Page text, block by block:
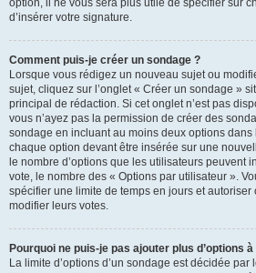
option, il ne vous sera plus utile de spécifier sur
d’insérer votre signature.
Comment puis-je créer un sondage ?
Lorsque vous rédigez un nouveau sujet ou
sujet, cliquez sur l’onglet « Créer un sondage »
principal de rédaction. Si cet onglet n’est pas
vous n’ayez pas la permission de créer des
sondage en incluant au moins deux options
chaque option devant être insérée sur une
le nombre d’options que les utilisateurs peuvent
vote, le nombre des « Options par utilisateur ».
spécifier une limite de temps en jours et
modifier leurs votes.
Pourquoi ne puis-je pas ajouter plus d’options
La limite d’options d’un sondage est décidée